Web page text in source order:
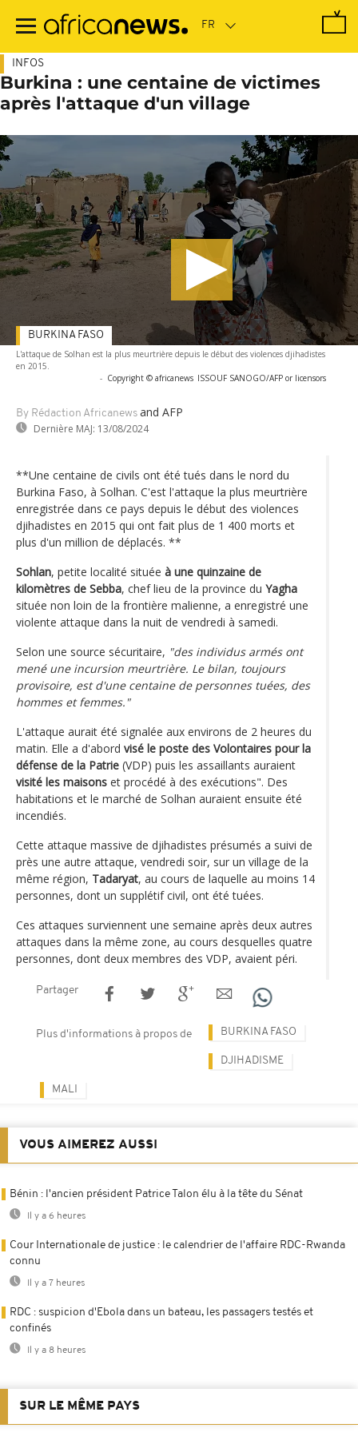
contenu
INFOS
Burkina : une centaine de victimes
après l'attaque d'un village
L'attaque de Solhan est la plus meurtrière depuis le début des violences djihadistes
en 2015.
- Copyright © africanews ISSOUF SANOGO/AFP or licensors
By Rédaction Africanews and AFP
Dernière MAJ: 13/08/2024
BURKINA FASO
**Une centaine de civils ont été tués dans le nord du
Burkina Faso, à Solhan. C'est l'attaque la plus meurtrière
enregistrée dans ce pays depuis le début des violences
djihadistes en 2015 qui ont fait plus de 1 400 morts et
plus d'un million de déplacés. **
Sohlan, petite localité située à une quinzaine de
kilomètres de Sebba, chef lieu de la province du Yagha
située non loin de la frontière malienne, a enregistré une
violente attaque dans la nuit de vendredi à samedi.
Selon une source sécuritaire, "des individus armés ont
mené une incursion meurtrière. Le bilan, toujours
provisoire, est d'une centaine de personnes tuées, des
hommes et femmes."
L'attaque aurait été signalée aux environs de 2 heures du
matin. Elle a d'abord visé le poste des Volontaires pour la
défense de la Patrie (VDP) puis les assaillants auraient
visité les maisons et procédé à des exécutions". Des
habitations et le marché de Solhan auraient ensuite été
incendiés.
Cette attaque massive de djihadistes présumés a suivi de
près une autre attaque, vendredi soir, sur un village de la
même région, Tadaryat, au cours de laquelle au moins 14
personnes, dont un supplétif civil, ont été tuées.
Ces attaques surviennent une semaine après deux autres
attaques dans la même zone, au cours desquelles quatre
personnes, dont deux membres des VDP, avaient péri.
Partager
Plus d'informations à propos de BURKINA FASO
DJIHADISME
MALI
VOUS AIMEREZ AUSSI
Bénin : l'ancien président Patrice Talon élu à la tête du Sénat
Il y a 6 heures
Cour Internationale de justice : le calendrier de l'affaire RDC-Rwanda
connu
Il y a 7 heures
RDC : suspicion d'Ebola dans un bateau, les passagers testés et
confinés
Il y a 8 heures
SUR LE MÊME PAYS